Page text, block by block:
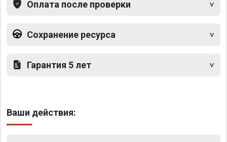
Оплата после проверки
Сохранение ресурса
Гарантия 5 лет
Ваши действия: